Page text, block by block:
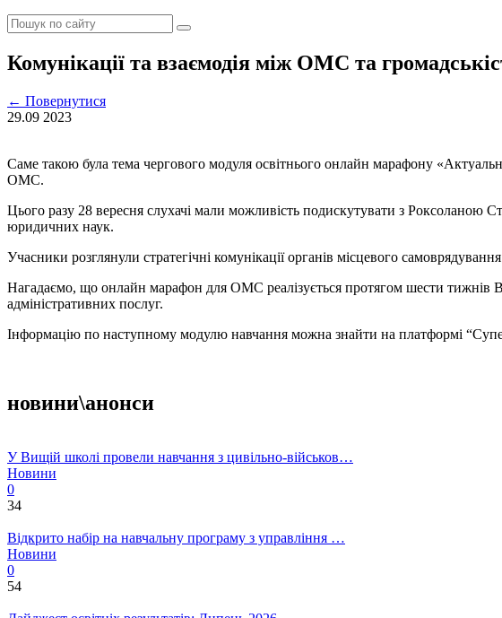
Комунікації та взаємодія між ОМС та
← Повернутися
29.09 2023
Саме такою була тема чергового модуля освітнього онлайн марафону
ОМС.
Цього разу 28 вересня слухачі мали можливість подискутувати з Роксоланою
юридичних наук.
Учасники розглянули стратегічні комунікації органів місцевого
Нагадаємо, що онлайн марафон для ОМС реалізується протягом шести тижнів
адміністративних послуг.
Інформацію по наступному модулю навчання можна знайти на платформі
новини\анонси
У Вищій школі провели навчання з цивільно-військов…
Новини
0
34
Відкрито набір на навчальну програму з управління …
Новини
0
54